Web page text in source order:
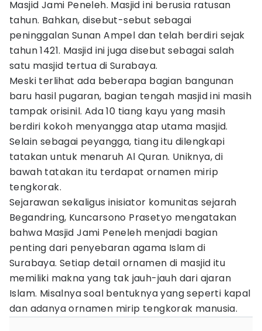
Masjid Jami Peneleh. Masjid ini berusia ratusan
tahun. Bahkan, disebut-sebut sebagai
peninggalan Sunan Ampel dan telah berdiri sejak
tahun 1421. Masjid ini juga disebut sebagai salah
satu masjid tertua di Surabaya.
Meski terlihat ada beberapa bagian bangunan
baru hasil pugaran, bagian tengah masjid ini masih
tampak orisinil. Ada 10 tiang kayu yang masih
berdiri kokoh menyangga atap utama masjid.
Selain sebagai peyangga, tiang itu dilengkapi
tatakan untuk menaruh Al Quran. Uniknya, di
bawah tatakan itu terdapat ornamen mirip
tengkorak.
Sejarawan sekaligus inisiator komunitas sejarah
Begandring, Kuncarsono Prasetyo mengatakan
bahwa Masjid Jami Peneleh menjadi bagian
penting dari penyebaran agama Islam di
Surabaya. Setiap detail ornamen di masjid itu
memiliki makna yang tak jauh-jauh dari ajaran
Islam. Misalnya soal bentuknya yang seperti kapal
dan adanya ornamen mirip tengkorak manusia.